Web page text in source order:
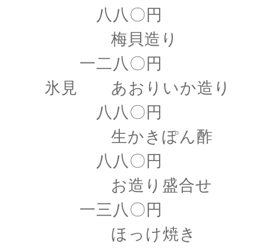
八八〇円
梅貝造り
一二八〇円
氷見 あおりいか造り
八八〇円
生かきぽん酢
八八〇円
お造り盛合せ
一三八〇円
ほっけ焼き